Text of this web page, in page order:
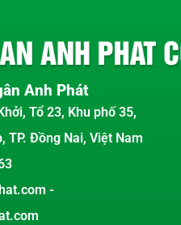
Anh Phát
Tổ 23, Khu phố 35,
TP. Đồng Nai, Việt Nam
-